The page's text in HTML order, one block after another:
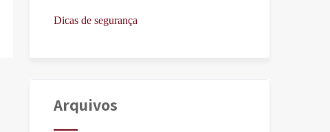
Dicas de segurança
Arquivos